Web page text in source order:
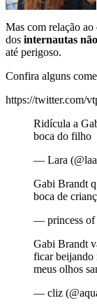
Mas com relação ao
dos internautas
até perigoso.
Confira alguns
https://twitter.com/
Ridícula a
boca do filho
— Lara
Gabi Brandt
boca de
— princess of
Gabi Brandt
ficar beijando
meus olhos
— cliz